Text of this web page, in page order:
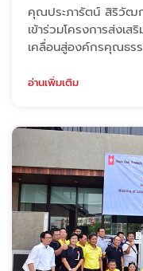
คุณประภารัตน์ สิริวัฒ
เข้าร่วมโครงการส่งเ
เคลื่อนสู่องค์กรคุณธร
มูลนิธิหัวใจอาสา
อ่านเพิ่มเติม